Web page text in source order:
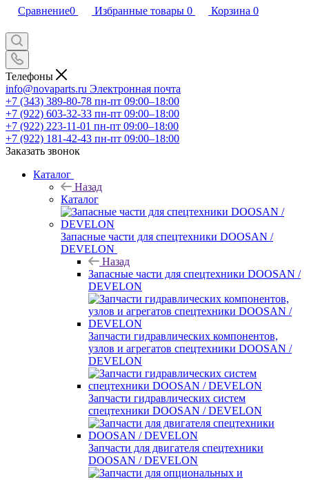
Сравнение0 Избранные товары 0 Корзина 0
Телефоны
info@novaparts.ru Электронная почта
+7 (343) 389-80-78 пн-пт 09:00–18:00
+7 (922) 603-32-33 пн-пт 09:00–18:00
+7 (922) 223-11-01 пн-пт 09:00–18:00
+7 (922) 181-42-43 пн-пт 09:00–18:00
Заказать звонок
Каталог
Назад
Каталог
Запасные части для спецтехники DOOSAN /
DEVELON
Назад
Запасные части для спецтехники DOOSAN /
DEVELON
Запчасти гидравлических компонентов,
узлов и агрегатов спецтехники DOOSAN /
DEVELON
Запчасти гидравлических систем
спецтехники DOOSAN / DEVELON
Запчасти для двигателя спецтехники
DOOSAN / DEVELON